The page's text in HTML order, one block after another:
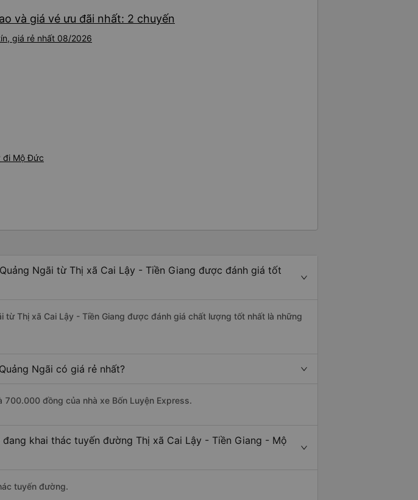
và giá vé ưu đãi nhất: 2 chuyến
giá rẻ nhất 08/2026
đi Mộ Đức
Ngãi từ Thị xã Cai Lậy - Tiền Giang được đánh giá tốt
từ Thị xã Cai Lậy - Tiền Giang được đánh giá chất lượng tốt nhất là những
Ngãi có giá rẻ nhất?
700.000 đồng của nhà xe Bốn Luyện Express.
khai thác tuyến đường Thị xã Cai Lậy - Tiền Giang - Mộ
tuyến đường.